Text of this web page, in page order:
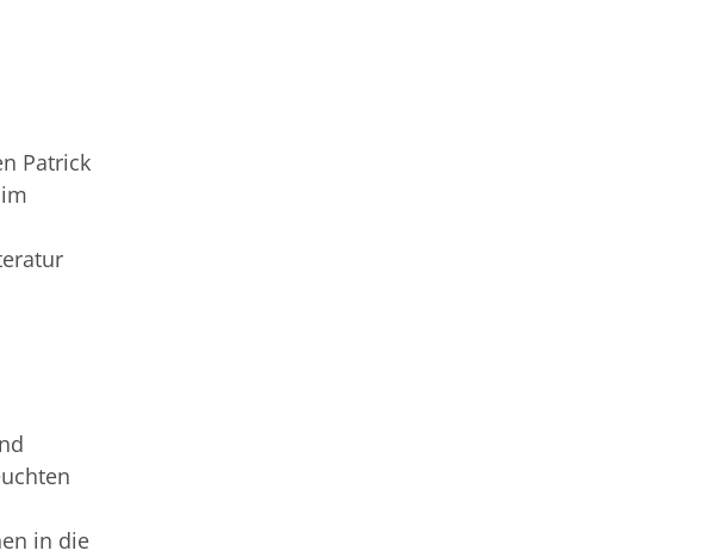
Patrick
in die